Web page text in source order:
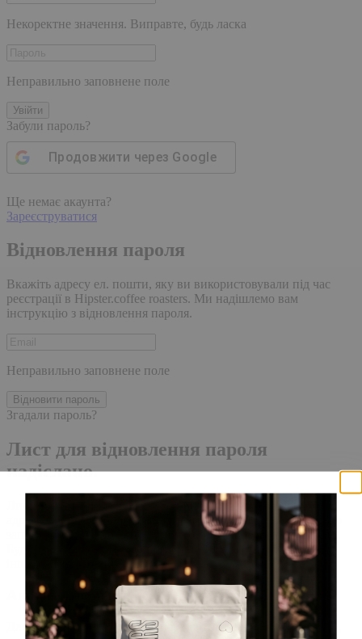
Некоректне значення. Виправте, будь ласка
Неправильно заповнене поле
Увійти
Забули пароль?
Продовжити через Google
Ще немає акаунта?
Зареєструватися
Відновлення пароля
Вкажіть адресу ел. пошти, яку ви використовували під час
реєстрації в Hipster.coffee roasters. Ми надішлемо вам
інструкцію з відновлення пароля.
Неправильно заповнене поле
Відновити пароль
Згадали пароль?
Лист для відновлення пароля
надіслано.
Лист із посиланням для скидання пароля було надіслано на
адресу електронної пошти, прив'язану до вашого облікового
запису, доставка повідомлення може зайняти кілька хвилин.
Будь ласка, зачекайте щонайменше 10 хвилин, перш ніж
ініціювати ще один запит.
Акаунт створено
Для завершення реєстрації, перейдіть за посиланням у листі,